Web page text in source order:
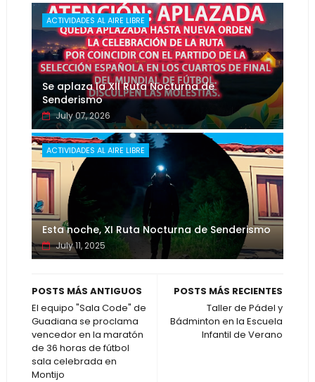
ACTIVIDADES AL AIRE LIBRE
Se aplaza la XII Ruta Nocturna de
Senderismo
July 07, 2026
ACTIVIDADES AL AIRE LIBRE
Esta noche, XI Ruta Nocturna de Senderismo
July 11, 2025
POSTS MÁS RECIENTES
Taller de Pádel y
Bádminton en la Escuela
Infantil de Verano
POSTS MÁS ANTIGUOS
El equipo "Sala Code" de
Guadiana se proclama
vencedor en la maratón
de 36 horas de fútbol
sala celebrada en
Montijo